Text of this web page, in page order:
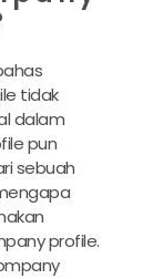
tidak
dalam
pun
sebuah
profile.